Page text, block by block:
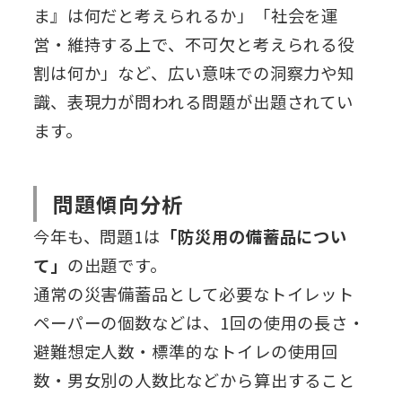
ま』は何だと考えられるか」「社会を運
営・維持する上で、不可欠と考えられる役
割は何か」など、広い意味での洞察力や知
識、表現力が問われる問題が出題されてい
ます。
問題傾向分析
今年も、問題1は 「防災用の備蓄品につい
て」 の出題です。
通常の災害備蓄品として必要なトイレット
ペーパーの個数などは、1回の使用の長さ・
避難想定人数・標準的なトイレの使用回
数・男女別の人数比などから算出すること